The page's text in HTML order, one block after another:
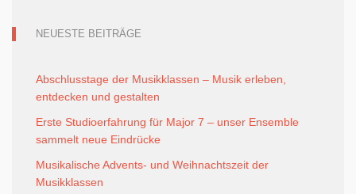
NEUESTE BEITRÄGE
Abschlusstage der Musikklassen – Musik erleben,
entdecken und gestalten
Erste Studioerfahrung für Major 7 – unser Ensemble
sammelt neue Eindrücke
Musikalische Advents- und Weihnachtszeit der
Musikklassen